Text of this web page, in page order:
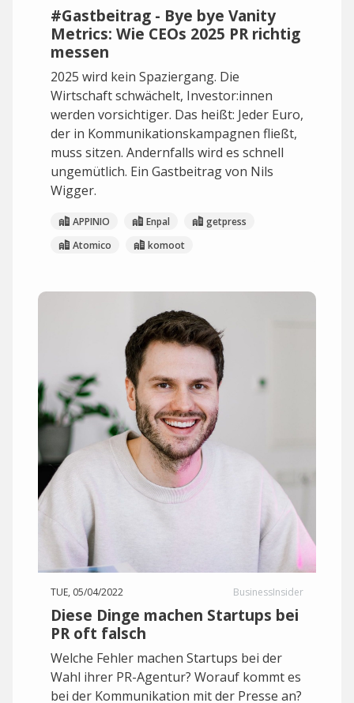
#Gastbeitrag - Bye bye Vanity
Metrics: Wie CEOs 2025 PR richtig
messen
2025 wird kein Spaziergang. Die
Wirtschaft schwächelt, Investor:innen
werden vorsichtiger. Das heißt: Jeder Euro,
der in Kommunikationskampagnen fließt,
muss sitzen. Andernfalls wird es schnell
ungemütlich. Ein Gastbeitrag von Nils
Wigger.
APPINIO Enpal
getpress
Atomico
komoot
TUE, 05/04/2022 BusinessInsider
Diese Dinge machen Startups bei
PR oft falsch
Welche Fehler machen Startups bei der
Wahl ihrer PR-Agentur? Worauf kommt es
bei der Kommunikation mit der Presse an?